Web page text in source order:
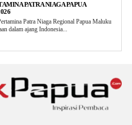
PATRA NIAGA PAPUA
Patra Niaga Regional Papua Maluku
dalam ajang Indonesia...